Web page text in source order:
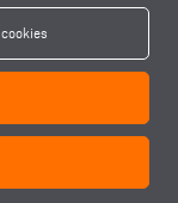
- Téléphone
- Allemagne